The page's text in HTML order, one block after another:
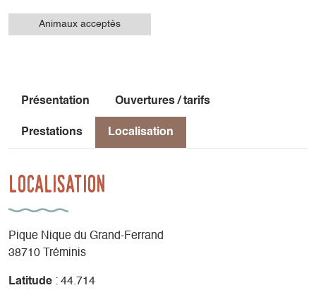
Animaux acceptés
Présentation Ouvertures / tarifs
Prestations Localisation
Localisation
Pique Nique du Grand-Ferrand
38710 Tréminis
Latitude : 44.714